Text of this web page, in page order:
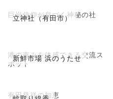
立神社（有田市）
巨岩信仰が息づく神秘の社
新鮮市場 浜のうたせ
港の恵みを体感できる交流ス
ポット
有田発祥の知恵